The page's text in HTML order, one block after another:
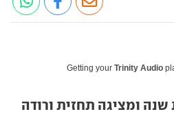
Getting your Trinity Audio
ומציגה תחזית ורודה